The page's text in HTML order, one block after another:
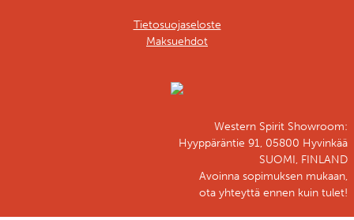
Tietosuojaseloste
Maksuehdot
Western Spirit Showroom:
Hyyppäräntie 91, 05800 Hyvinkää
SUOMI, FINLAND
Avoinna sopimuksen mukaan,
ota yhteyttä ennen kuin tulet!